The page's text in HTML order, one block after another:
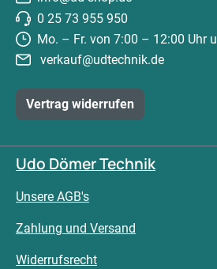
0 25 73 955 950
Mo. – Fr. von 7:00 – 12:00 Uhr
verkauf@udtechnik.de
Vertrag widerrufen
Udo Dömer Technik
Unsere AGB's
Zahlung und Versand
Widerrufsrecht